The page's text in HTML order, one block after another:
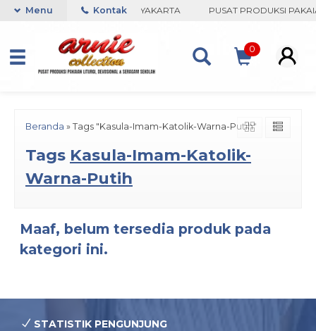
COLLECTION-BORO, YOGYAKARTA PUSAT PRODUKSI
Menu Kontak
0
Beranda » Tags "Kasula-Imam-Katolik-Warna-Putih"
Tags Kasula-Imam-Katolik-
Warna-Putih
Maaf, belum tersedia produk pada
kategori ini.
STATISTIK PENGUNJUNG